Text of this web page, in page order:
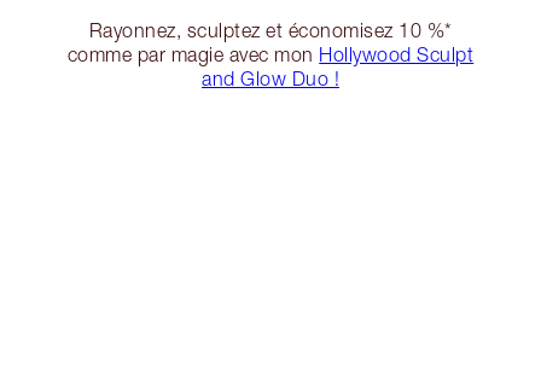
Rayonnez, sculptez et économisez 10 %*
comme par magie avec mon Hollywood Sculpt
and Glow Duo !